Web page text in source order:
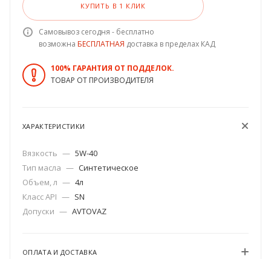
КУПИТЬ В 1 КЛИК
Самовывоз сегодня - бесплатно
возможна БЕСПЛАТНАЯ доставка в пределах КАД
100% ГАРАНТИЯ ОТ ПОДДЕЛОК.
ТОВАР ОТ ПРОИЗВОДИТЕЛЯ
ХАРАКТЕРИСТИКИ
Вязкость — 5W-40
Тип масла — Синтетическое
Объем, л — 4л
Класс API — SN
Допуски — AVTOVAZ
ОПЛАТА И ДОСТАВКА